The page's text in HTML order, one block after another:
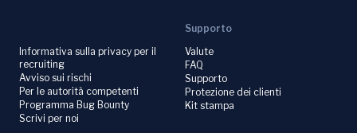
Informativa sulla privacy per il
recruiting
Avviso sui rischi
Per le autorità competenti
Programma Bug Bounty
Scrivi per noi
Supporto
Valute
FAQ
Supporto
Protezione dei clienti
Kit stampa